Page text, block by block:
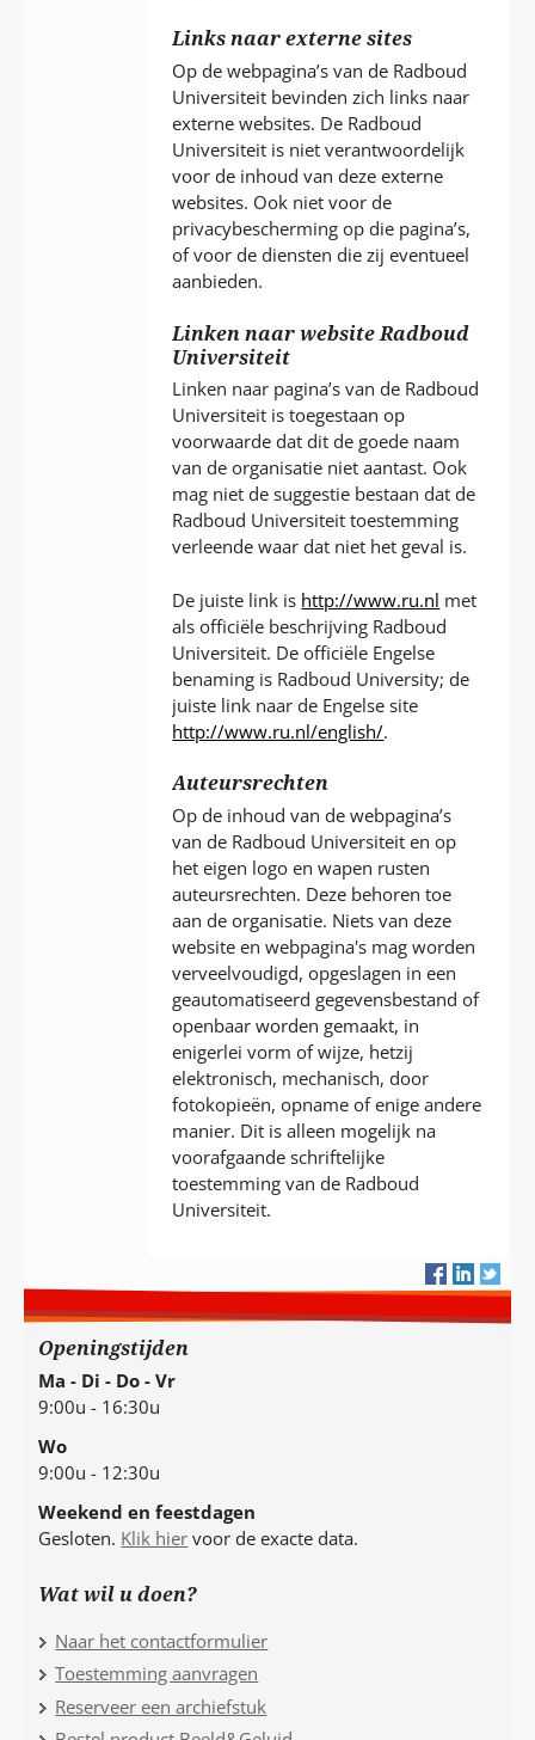
Links naar externe sites
Op de webpagina’s van de Radboud
Universiteit bevinden zich links naar
externe websites. De Radboud
Universiteit is niet verantwoordelijk
voor de inhoud van deze externe
websites. Ook niet voor de
privacybescherming op die pagina’s,
of voor de diensten die zij eventueel
aanbieden.
Linken naar website Radboud
Universiteit
Linken naar pagina’s van de Radboud
Universiteit is toegestaan op
voorwaarde dat dit de goede naam
van de organisatie niet aantast. Ook
mag niet de suggestie bestaan dat de
Radboud Universiteit toestemming
verleende waar dat niet het geval is.
De juiste link is http://www.ru.nl met
als officiële beschrijving Radboud
Universiteit. De officiële Engelse
benaming is Radboud University; de
juiste link naar de Engelse site
http://www.ru.nl/english/.
Auteursrechten
Op de inhoud van de webpagina’s
van de Radboud Universiteit en op
het eigen logo en wapen rusten
auteursrechten. Deze behoren toe
aan de organisatie. Niets van deze
website en webpagina's mag worden
verveelvoudigd, opgeslagen in een
geautomatiseerd gegevensbestand of
openbaar worden gemaakt, in
enigerlei vorm of wijze, hetzij
elektronisch, mechanisch, door
fotokopieën, opname of enige andere
manier. Dit is alleen mogelijk na
voorafgaande schriftelijke
toestemming van de Radboud
Universiteit.
Openingstijden
Ma - Di - Do - Vr
9:00u - 16:30u
Wo
9:00u - 12:30u
Weekend en feestdagen
Gesloten. Klik hier voor de exacte data.
Wat wil u doen?
Naar het contactformulier
Toestemming aanvragen
Reserveer een archiefstuk